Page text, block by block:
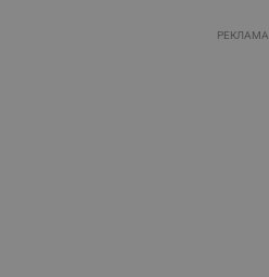
РЕКЛАМА